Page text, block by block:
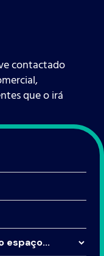
contactado
que o irá